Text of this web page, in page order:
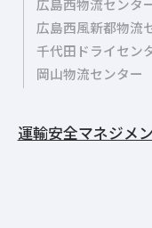
広島西物流センタ
広島西風新都物流
千代田ドライセン
岡山物流センター
運輸安全マネジメ